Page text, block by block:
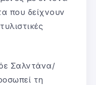
που δείχνουν
Σαλντάνα/
τη